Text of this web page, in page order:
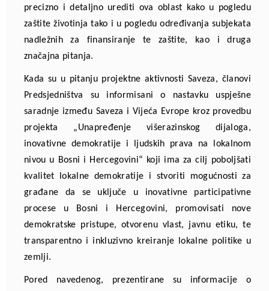
precizno i detaljno urediti ova oblast kako u pogledu
zaštite životinja tako i u pogledu određivanja subjekata
nadležnih za finansiranje te zaštite, kao i druga
značajna pitanja.
Kada su u pitanju projektne aktivnosti Saveza, članovi
Predsjedništva su informisani o nastavku uspješne
saradnje između Saveza i Vijeća Evrope kroz provedbu
projekta „Unapređenje višerazinskog dijaloga,
inovativne demokratije i ljudskih prava na lokalnom
nivou u Bosni i Hercegovini“ koji ima za cilj poboljšati
kvalitet lokalne demokratije i stvoriti mogućnosti za
građane da se uključe u inovativne participativne
procese u Bosni i Hercegovini, promovisati nove
demokratske pristupe, otvorenu vlast, javnu etiku, te
transparentno i inkluzivno kreiranje lokalne politike u
zemlji.
Pored navedenog, prezentirane su informacije o